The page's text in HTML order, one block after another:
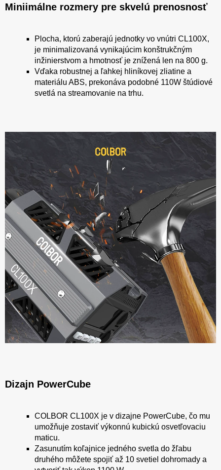
Miniimálne rozmery pre skvelú prenosnosť
Plocha, ktorú zaberajú jednotky vo vnútri CL100X,
je minimalizovaná vynikajúcim konštrukčným
inžinierstvom a hmotnosť je znížená len na 800 g.
Vďaka robustnej a ľahkej hliníkovej zliatine a
materiálu ABS, prekonáva podobné 110W štúdiové
svetlá na streamovanie na trhu.
Dizajn PowerCube
COLBOR CL100X je v dizajne PowerCube, čo mu
umožňuje zostaviť výkonnú kubickú osvetľovaciu
maticu.
Zasunutím koľajnice jedného svetla do žľabu
druhého môžete spojiť až 10 svetiel dohromady a